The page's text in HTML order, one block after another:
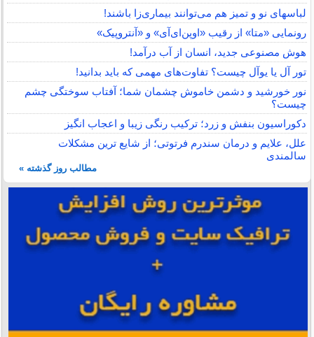
لباس‎های نو و تمیز هم می‌توانند بیماری‌زا باشند!
رونمایی «متا» از رقیب «اوپن‌ای‌آی» و «آنتروپیک»
هوش مصنوعی جدید، انسان از آب درآمد!
تور آل یا یوآل چیست؟ تفاوت‌های مهمی که باید بدانید!
نور خورشید و دشمن خاموش چشمان شما؛ آفتاب سوختگی چشم
چیست؟
دکوراسیون بنفش و زرد؛ ترکیب رنگی زیبا و اعجاب انگیز
علل، علایم و درمان سندرم فرتوتی؛ از شایع ترین مشکلات
سالمندی
مطالب روز گذشته »